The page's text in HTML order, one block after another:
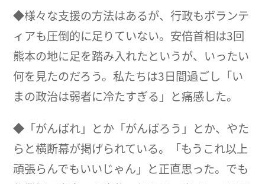
◆様々な支援の方法はあるが、行政もボランテ
ィアも圧倒的に足りていない。安倍首相は3回
熊本の地に足を踏み入れたというが、いったい
何を見たのだろう。私たちは3日間過ごし「い
まの政治は弱者に冷たすぎる」と痛感した。
◆「がんばれ」とか「がんばろう」とか、やた
らと横断幕が掲げられている。「もうこれ以上
頑張らんでもいいじゃん」と正直思った。でも